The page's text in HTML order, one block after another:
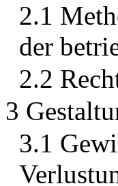
2.1
der
2.2
3
3.1